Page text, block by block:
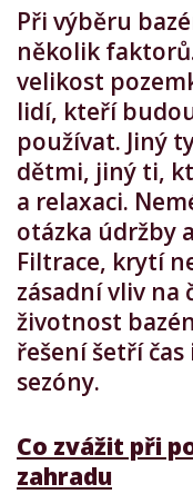
Při výběru
několik
velikost
lidí, kteří
používat. Jiný
dětmi, jiný ti,
a relaxaci.
otázka údržby
Filtrace, krytí
zásadní vliv na
životnost
řešení šetří
sezóny.
Co zvážit při
zahradu